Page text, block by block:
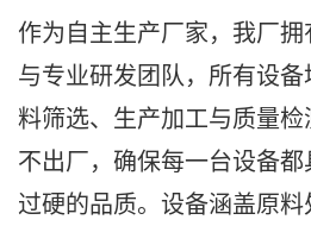
作为自主生产厂家，我厂
与专业研发团队，所有设
料筛选、生产加工与质量
不出厂，确保每一台设备
过硬的品质。设备涵盖原